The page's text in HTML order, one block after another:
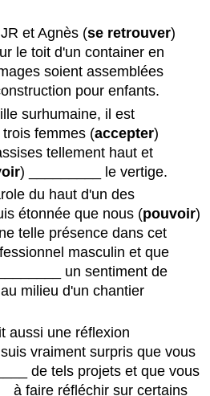
et Agnès (se retrouver)
le toit d'un container en
soient assemblées
pour enfants.
surhumaine, il est
femmes (accepter)
tellement haut et
) _________ le vertige.
du haut d'un des
étonnée que nous (pouvoir)
telle présence dans cet
masculin et que
un sentiment de
milieu d'un chantier
aussi une réflexion
vraiment surpris que vous
de tels projets et que vous
à faire réfléchir sur certains